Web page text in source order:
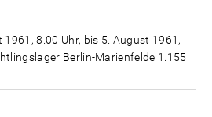
8.00 Uhr, bis 5. August 1961,
Berlin-Marienfelde 1.155